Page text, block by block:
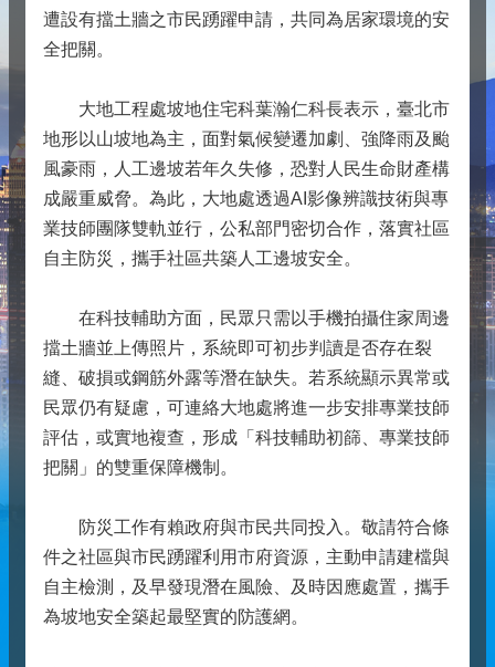
遭設有擋土牆之市民踴躍申請，共同為居家環境的安
全把關。
大地工程處坡地住宅科葉瀚仁科長表示，臺北市
地形以山坡地為主，面對氣候變遷加劇、強降雨及颱
風豪雨，人工邊坡若年久失修，恐對人民生命財產構
成嚴重威脅。為此，大地處透過AI影像辨識技術與專
業技師團隊雙軌並行，公私部門密切合作，落實社區
自主防災，攜手社區共築人工邊坡安全。
在科技輔助方面，民眾只需以手機拍攝住家周邊
擋土牆並上傳照片，系統即可初步判讀是否存在裂
縫、破損或鋼筋外露等潛在缺失。若系統顯示異常或
民眾仍有疑慮，可連絡大地處將進一步安排專業技師
評估，或實地複查，形成「科技輔助初篩、專業技師
把關」的雙重保障機制。
防災工作有賴政府與市民共同投入。敬請符合條
件之社區與市民踴躍利用市府資源，主動申請建檔與
自主檢測，及早發現潛在風險、及時因應處置，攜手
為坡地安全築起最堅實的防護網。